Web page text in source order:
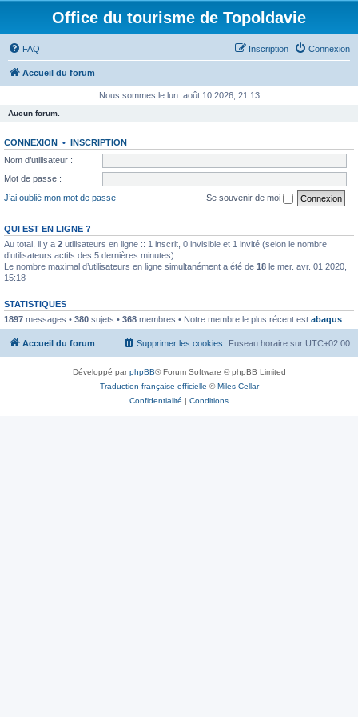
Office du tourisme de Topoldavie
FAQ Connexion
Inscription
Accueil du forum
Nous sommes le lun. août 10 2026, 21:13
Aucun forum.
CONNEXION • INSCRIPTION
Nom d’utilisateur :
Mot de passe :
J’ai oublié mon mot de passe
Se souvenir de moi
QUI EST EN LIGNE ?
Au total, il y a 2 utilisateurs en ligne :: 1 inscrit, 0 invisible et 1 invité (selon le nombre
d’utilisateurs actifs des 5 dernières minutes)
Le nombre maximal d’utilisateurs en ligne simultanément a été de 18 le mer. avr. 01 2020,
15:18
STATISTIQUES
1897 messages • 380 sujets • 368 membres • Notre membre le plus récent est abaqus
Accueil du forum Fuseau horaire sur UTC+02:00
Supprimer les cookies
Développé parphpBB® Forum Software © phpBB Limited
Traduction française officielle ©Miles Cellar
Confidentialité | Conditions